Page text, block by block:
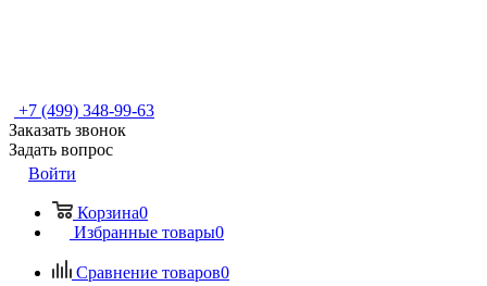
+7 (499) 348-99-63
Заказать звонок
Задать вопрос
Войти
Корзина0
Избранные товары0
Сравнение товаров0